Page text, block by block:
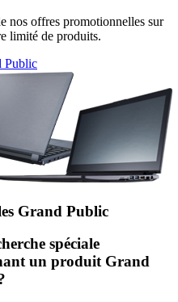
nos offres promotionnelles sur
limité de produits.
Public
Grand Public
spéciale
un produit Grand